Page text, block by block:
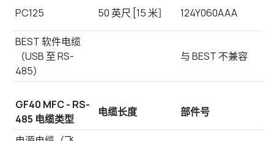
PC125 50 英尺 [15 米］ 124Y060AAA
BEST 软件电缆
（USB 至 RS-
485）
与 BEST 不兼容
GF40 MFC - RS-
485 电缆类型
电缆长度 部件号